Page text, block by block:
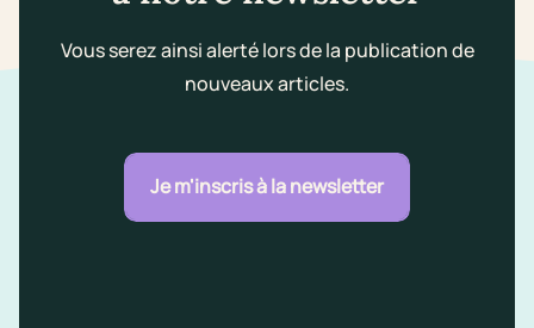
Vous serez ainsi alerté lors de la publication de
nouveaux articles.
Je m'inscris à la newsletter